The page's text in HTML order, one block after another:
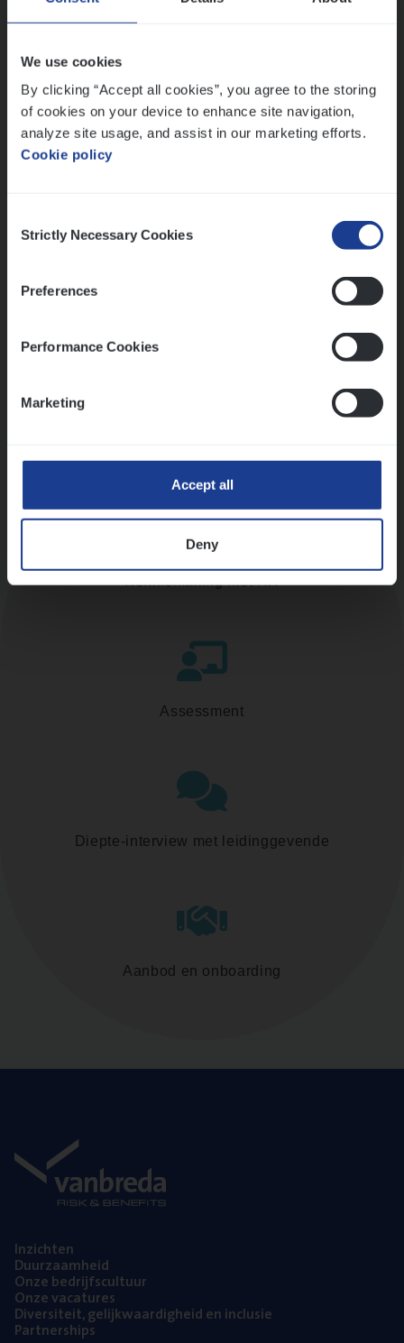
We use cookies
By clicking “Accept all cookies”, you agree to the storing
of cookies on your device to enhance site navigation,
analyze site usage, and assist in our marketing efforts.
Cookie policy
Selection
Strictly Necessary Cookies
Preferences
Performance Cookies
Marketing
Accept all
Deny
Lees onze verhalen
humor
werk
Kennismaking met HR
Assessment
Diepte-interview met leidinggevende
Aanbod en onboarding
Inzich­ten
Duur­zaam­heid
Onze bedrijfs­cul­tuur
Onze vaca­tu­res
Diver­si­teit, gelijk­waar­dig­heid en inclusie
Part­ner­ships